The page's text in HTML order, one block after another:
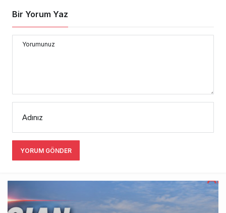
Bir Yorum Yaz
Yorumunuz
Adınız
YORUM GÖNDER